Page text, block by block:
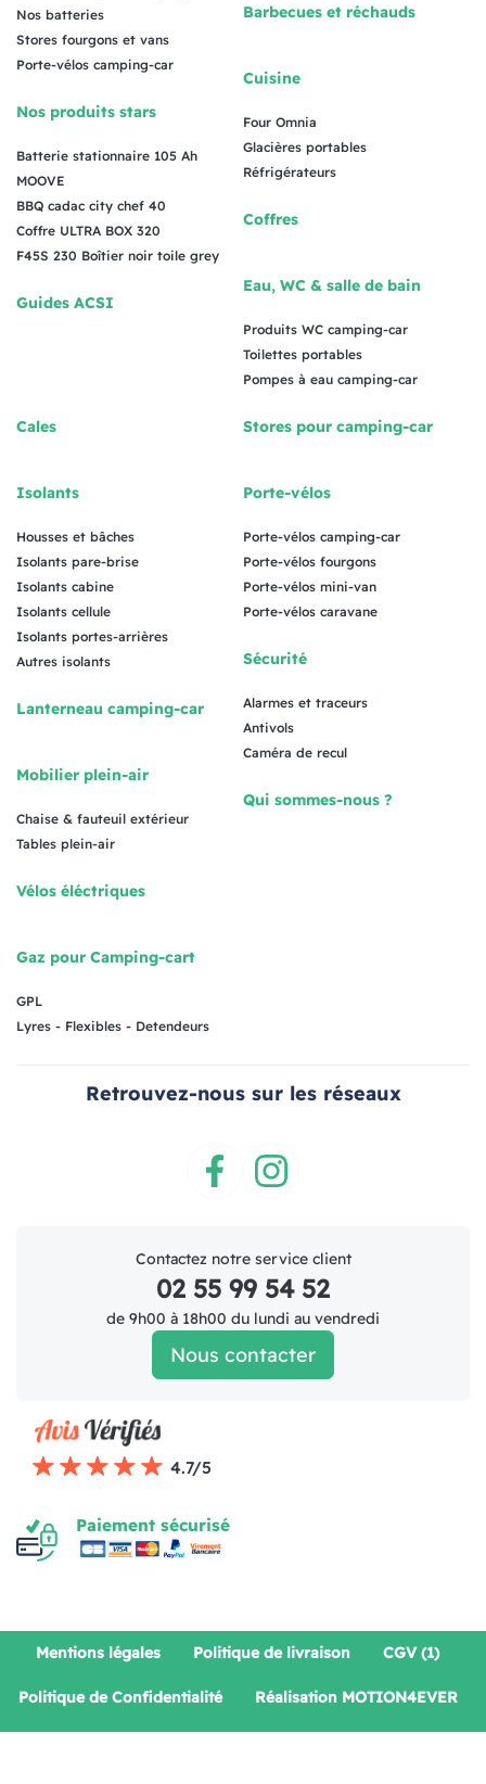
Nos batteries
Stores fourgons et vans
Porte-vélos camping-car
Nos produits stars
Batterie stationnaire 105 Ah
MOOVE
BBQ cadac city chef 40
Coffre ULTRA BOX 320
F45S 230 Boîtier noir toile grey
Guides ACSI
Barbecues et réchauds
Cuisine
Four Omnia
Glacières portables
Réfrigérateurs
Coffres
Eau, WC & salle de bain
Produits WC camping-car
Toilettes portables
Pompes à eau camping-car
Cales
Isolants
Housses et bâches
Isolants pare-brise
Isolants cabine
Isolants cellule
Isolants portes-arrières
Autres isolants
Lanterneau camping-car
Mobilier plein-air
Chaise & fauteuil extérieur
Tables plein-air
Vélos éléctriques
Gaz pour Camping-cart
GPL
Lyres - Flexibles - Detendeurs
Stores pour camping-car
Porte-vélos
Porte-vélos camping-car
Porte-vélos fourgons
Porte-vélos mini-van
Porte-vélos caravane
Sécurité
Alarmes et traceurs
Antivols
Caméra de recul
Qui sommes-nous ?
Retrouvez-nous sur les réseaux
Contactez notre service client
02 55 99 54 52
de 9h00 à 18h00 du lundi au vendredi
Nous contacter
4.7/5
Paiement sécurisé
Mentions légales Politique de livraison CGV (1)
Politique de Confidentialité Réalisation MOTION4EVER